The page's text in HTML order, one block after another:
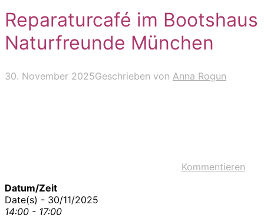
Reparaturcafé im Bootshaus
Naturfreunde München
30. November 2025Geschrieben von Anna Rogun
Kommentieren
Datum/Zeit
Date(s) - 30/11/2025
14:00 - 17:00